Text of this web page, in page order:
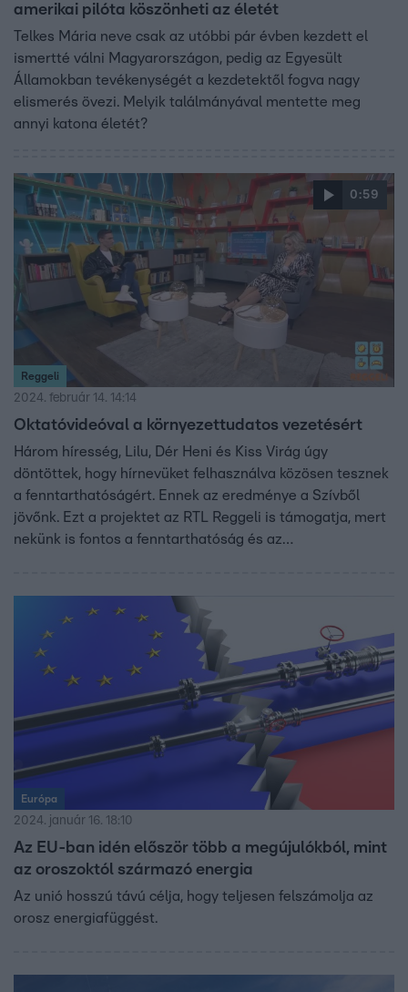
amerikai pilóta köszönheti az életét
Telkes Mária neve csak az utóbbi pár évben kezdett el
ismertté válni Magyarországon, pedig az Egyesült
Államokban tevékenységét a kezdetektől fogva nagy
elismerés övezi. Melyik találmányával mentette meg
annyi katona életét?
0:59
Reggeli
2024. február 14. 14:14
Oktatóvideóval a környezettudatos vezetésért
Három híresség, Lilu, Dér Heni és Kiss Virág úgy
döntöttek, hogy hírnevüket felhasználva közösen tesznek
a fenntarthatóságért. Ennek az eredménye a Szívből
jövőnk. Ezt a projektet az RTL Reggeli is támogatja, mert
nekünk is fontos a fenntarthatóság és az
Európa
2024. január 16. 18:10
Az EU-ban idén először több a megújulókból, mint
az oroszoktól származó energia
Az unió hosszú távú célja, hogy teljesen felszámolja az
orosz energiafüggést.